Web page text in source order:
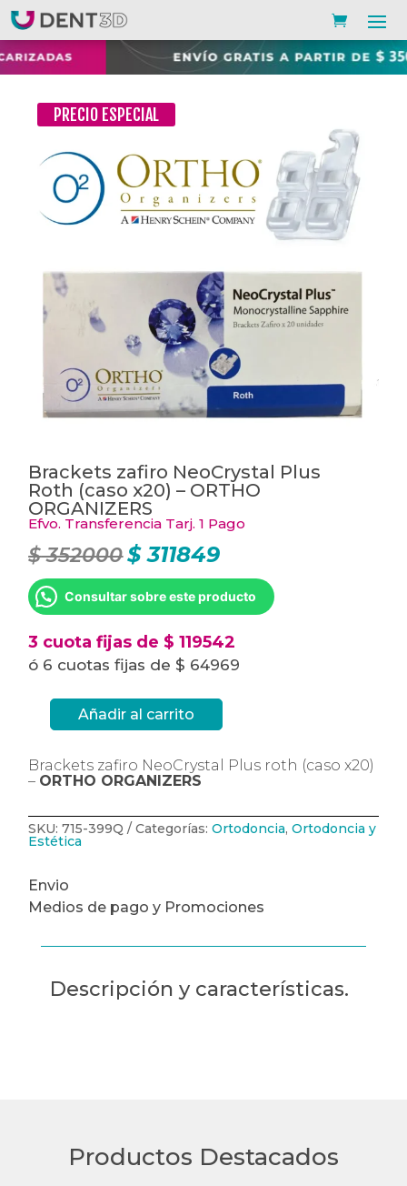
PRECIO ESPECIAL
Brackets zafiro NeoCrystal Plus
Roth (caso x20) – ORTHO
ORGANIZERS
Efvo. Transferencia Tarj. 1 Pago
$352000 El
precio
original
era:
$ 352000.
$311849El
actual
es:
$ 311849.
Consultar sobre este producto
3 cuota fijas de $ 119542
ó 6 cuotas fijas de $ 64969
Brackets
zafiro
Plus
Roth
(caso
ORTHO
ORGANIZERS
cantidad
Añadir al carrito
Brackets zafiro NeoCrystal Plus roth (caso x20)
– ORTHO ORGANIZERS
SKU:715-399Q Categorías:Ortodoncia,Ortodoncia y
Estética
Envio
Medios de pago y Promociones
Descripción y características.
Productos Destacados